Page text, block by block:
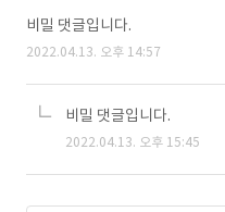
비밀 댓글입니다.
2022.04.13. 오후 14:57
비밀 댓글입니다.
2022.04.13. 오후 15:45